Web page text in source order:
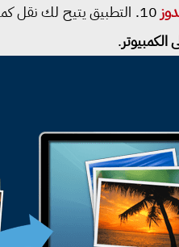
10. التطبيق يتيح لك نقل
.